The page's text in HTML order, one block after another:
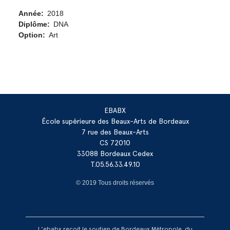
Année
2018
Diplôme
DNA
Option
Art
EBABX
École supérieure des Beaux-Arts de Bordeaux
7 rue des Beaux-Arts
CS 72010
33088 Bordeaux Cedex
T.05.56.33.49.10
© 2019 Tous droits réservés